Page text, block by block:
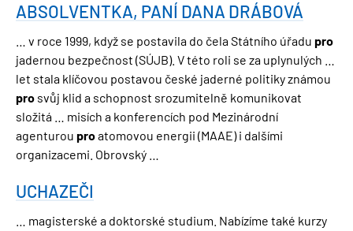
ABSOLVENTKA, PANÍ DANA DRÁBOVÁ
… v roce 1999, když se postavila do čela Státního úřadu pro
jadernou bezpečnost (SÚJB). V této roli se za uplynulých …
let stala klíčovou postavou české jaderné politiky známou
pro svůj klid a schopnost srozumitelně komunikovat
složitá … misích a konferencích pod Mezinárodní
agenturou proatomovou energii (MAAE) i dalšími
organizacemi. Obrovský …
UCHAZEČI
… magisterské a doktorské studium. Nabízíme také kurzy